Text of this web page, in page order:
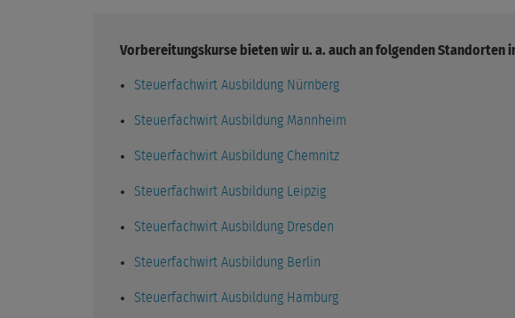
Vorbereitungskurse bieten wir u. a. auch an folgenden Standorten
Steuerfachwirt Ausbildung Nürnberg
Steuerfachwirt Ausbildung Mannheim
Steuerfachwirt Ausbildung Chemnitz
Steuerfachwirt Ausbildung Leipzig
Steuerfachwirt Ausbildung Dresden
Steuerfachwirt Ausbildung Berlin
Steuerfachwirt Ausbildung Hamburg